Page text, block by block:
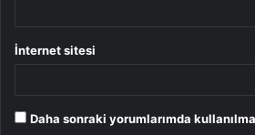
İnternet sitesi
Daha sonraki yorumlarımda